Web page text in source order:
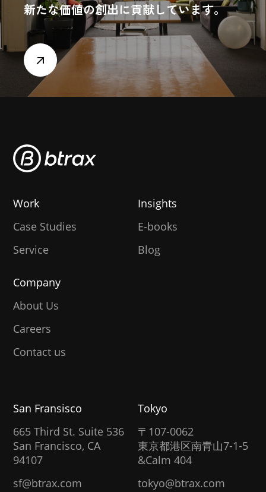
新たな価値の創出に貢献しています。
Work
Case Studies
Service
Insights
E-books
Blog
Company
About Us
Careers
Contact us
San Fransisco
665 Third St. Suite 536
San Francisco, CA
94107
sf@btrax.com
Tokyo
〒107-0062
東京都港区南青山7-1-5
&Calm 404
tokyo@btrax.com